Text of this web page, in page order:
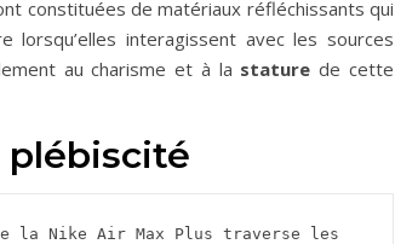
constituées de matériaux réfléchissants qui
lorsqu’elles interagissent avec les sources
au charisme et à la stature de cette
plébiscité
la Nike Air Max Plus traverse les